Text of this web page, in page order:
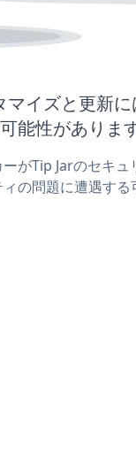
イズと更新
能性があります
がTip Jarのセキ
の問題に遭遇する